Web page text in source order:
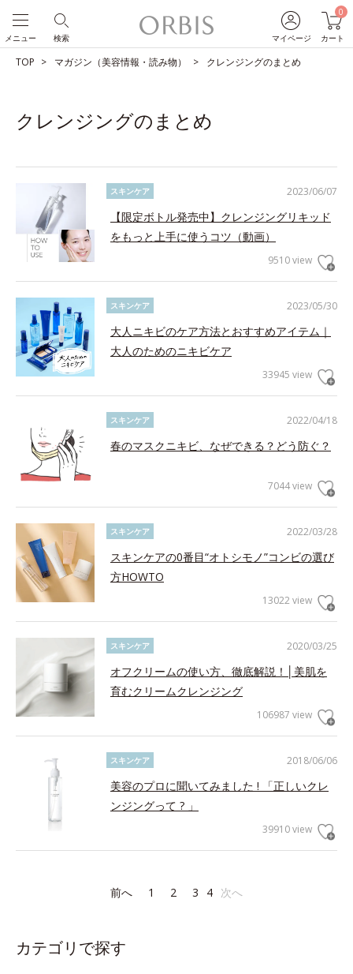
マイページ
0
カート
検索
メニュー
TOP マガジン（美容情報・読み物） クレンジングのまとめ
クレンジングのまとめ
2023/06/07
スキンケア
【限定ボトル発売中】クレンジングリキッド
をもっと上手に使うコツ（動画）
9510 view
2023/05/30
スキンケア
大人ニキビのケア方法とおすすめアイテム｜
大人のためのニキビケア
33945 view
2022/04/18
スキンケア
春のマスクニキビ、なぜできる？どう防ぐ？
7044 view
2022/03/28
スキンケア
スキンケアの0番目“オトシモノ”コンビの選び
方HOWTO
13022 view
2020/03/25
スキンケア
オフクリームの使い方、徹底解説！│美肌を
育むクリームクレンジング
106987 view
2018/06/06
スキンケア
美容のプロに聞いてみました ! 「正しいクレ
ンジングって ? 」
39910 view
前へ 1 2 3 4 次へ
カテゴリで探す